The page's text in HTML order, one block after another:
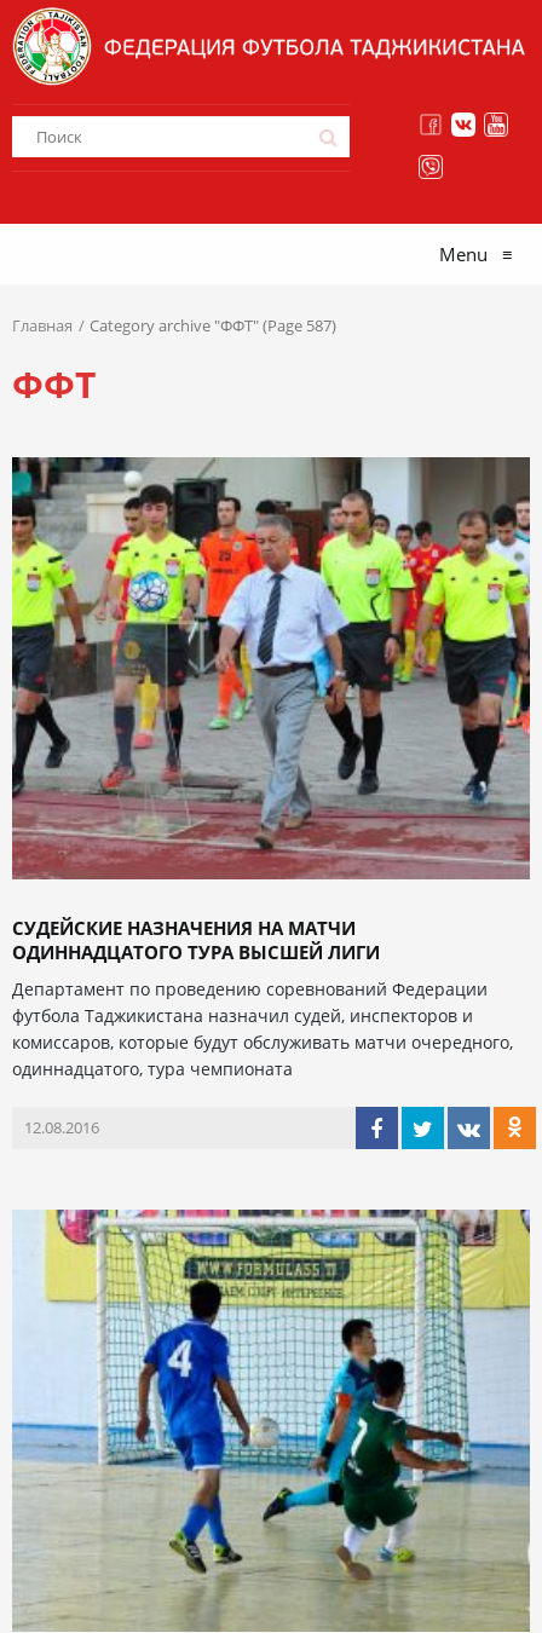
Menu ≡
Главная Category archive "ФФТ" (Page 587)
ФФТ
СУДЕЙСКИЕ НАЗНАЧЕНИЯ НА МАТЧИ
ОДИННАДЦАТОГО ТУРА ВЫСШЕЙ ЛИГИ
Департамент по проведению соревнований Федерации
футбола Таджикистана назначил судей, инспекторов и
комиссаров, которые будут обслуживать матчи очередного,
одиннадцатого, тура чемпионата
12.08.2016